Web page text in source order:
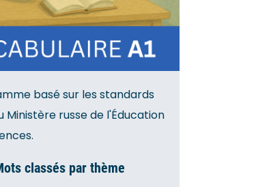
basé sur les standards
Ministère russe de l'Éducation
classés par thème